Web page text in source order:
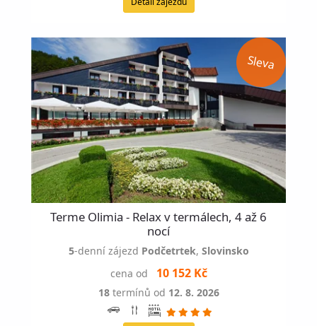
Terme Olimia - Relax v termálech, 4 až 6
nocí
5-denní zájezd Podčetrtek, Slovinsko
cena od
10 152 Kč
18termínů od 12. 8. 2026